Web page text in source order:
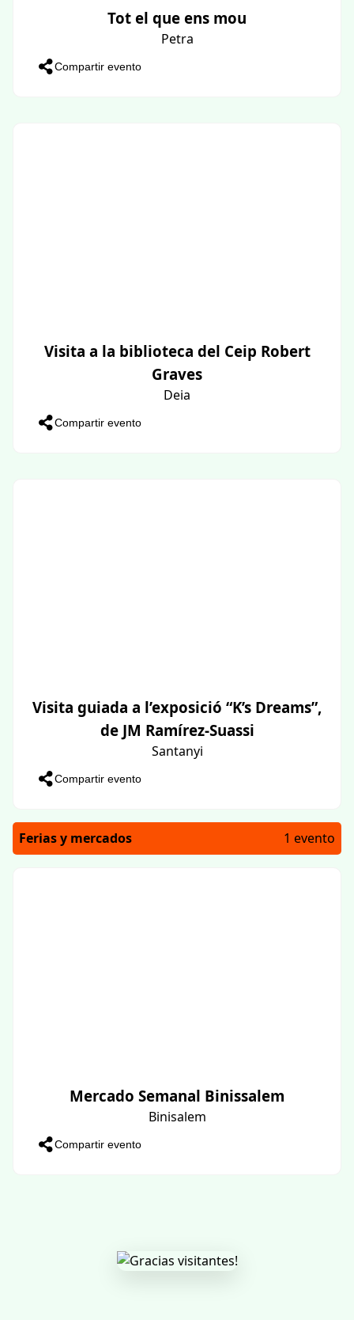
Tot el que ens mou
Petra
Compartir evento
Visita a la biblioteca del Ceip Robert
Graves
Deia
Compartir evento
Visita guiada a l’exposició “K’s Dreams”,
de JM Ramírez-Suassi
Santanyi
Compartir evento
Ferias y mercados 1 evento
Mercado Semanal Binissalem
Binisalem
Compartir evento